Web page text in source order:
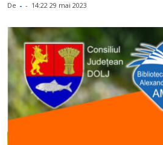
De - - 14:22 29 mai 2023